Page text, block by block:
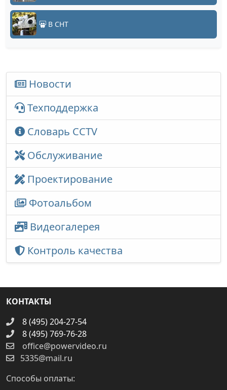
В СНТ
Новости
Техподдержка
Словарь CCTV
Обслуживание
Проектирование
Фотоальбом
Видеогалерея
Контроль качества
КОНТАКТЫ
8 (495) 204-27-54
8 (495) 769-76-28
office@powervideo.ru
5335@mail.ru
Способы оплаты: